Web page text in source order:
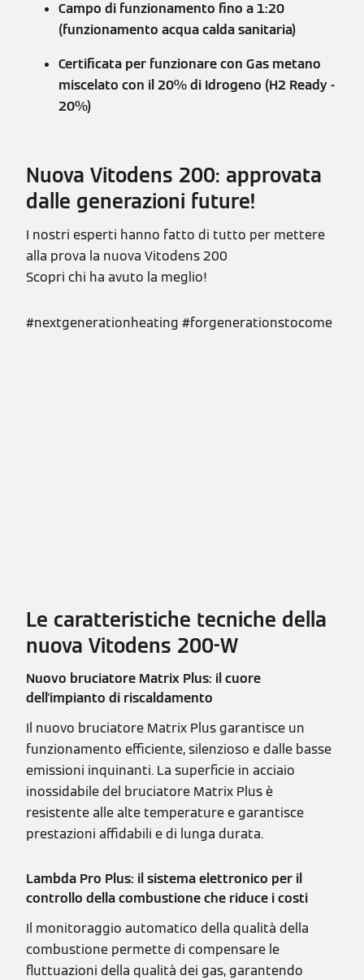
Campo di funzionamento fino a 1:20
(funzionamento acqua calda sanitaria)
Certificata per funzionare con Gas metano
miscelato con il 20% di Idrogeno (H2 Ready -
20%)
Nuova Vitodens 200: approvata
dalle generazioni future!
I nostri esperti hanno fatto di tutto per mettere
alla prova la nuova Vitodens 200
Scopri chi ha avuto la meglio!
#nextgenerationheating #forgenerationstocome
Le caratteristiche tecniche della
nuova Vitodens 200-W
Nuovo bruciatore Matrix Plus: il cuore
dell'impianto di riscaldamento
Il nuovo bruciatore Matrix Plus garantisce un
funzionamento efficiente, silenzioso e dalle basse
emissioni inquinanti. La superficie in acciaio
inossidabile del bruciatore Matrix Plus è
resistente alle alte temperature e garantisce
prestazioni affidabili e di lunga durata.
Lambda Pro Plus: il sistema elettronico per il
controllo della combustione che riduce i costi
Il monitoraggio automatico della qualità della
combustione permette di compensare le
fluttuazioni della qualità dei gas, garantendo